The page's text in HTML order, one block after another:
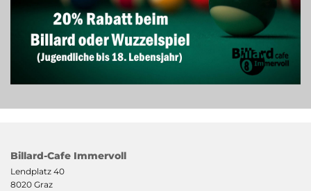
Billard-Cafe Immervoll
Lendplatz 40
8020 Graz